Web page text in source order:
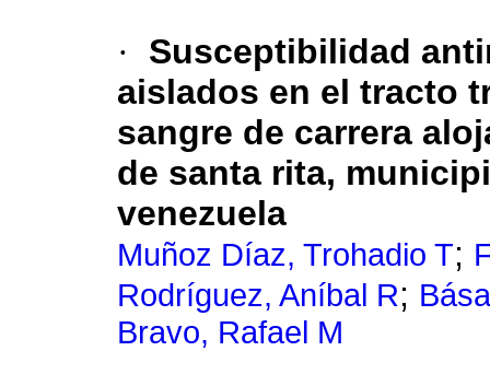
·
Susceptibilidad
aislados en el tracto
sangre de carrera
de santa rita,
venezuela
Muñoz Díaz, Trohadio T;
Rodríguez, Aníbal R;
Bravo, Rafael M